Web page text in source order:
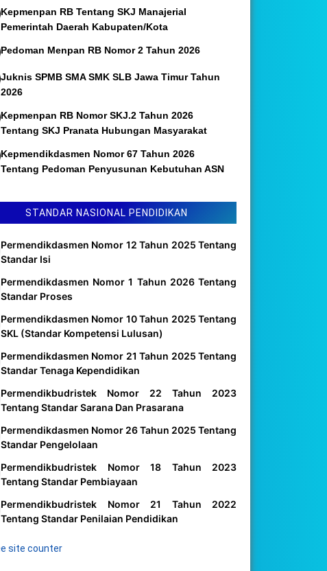
Kepmenpan RB Tentang SKJ Manajerial
Pemerintah Daerah Kabupaten/Kota
Pedoman Menpan RB Nomor 2 Tahun 2026
Juknis SPMB SMA SMK SLB Jawa Timur Tahun
2026
Kepmenpan RB Nomor SKJ.2 Tahun 2026
Tentang SKJ Pranata Hubungan Masyarakat
Kepmendikdasmen Nomor 67 Tahun 2026
Tentang Pedoman Penyusunan Kebutuhan ASN
STANDAR NASIONAL PENDIDIKAN
Permendikdasmen Nomor 12 Tahun 2025 Tentang
Standar Isi
Permendikdasmen Nomor 1 Tahun 2026 Tentang
Standar Proses
Permendikdasmen Nomor 10 Tahun 2025 Tentang
SKL (Standar Kompetensi Lulusan)
Permendikdasmen Nomor 21 Tahun 2025 Tentang
Standar Tenaga Kependidikan
Permendikbudristek Nomor 22 Tahun 2023
Tentang Standar Sarana Dan Prasarana
Permendikdasmen Nomor 26 Tahun 2025 Tentang
Standar Pengelolaan
Permendikbudristek Nomor 18 Tahun 2023
Tentang Standar Pembiayaan
Permendikbudristek Nomor 21 Tahun 2022
Tentang Standar Penilaian Pendidikan